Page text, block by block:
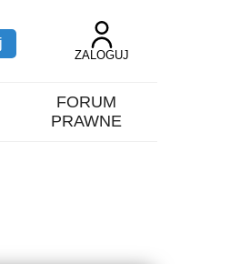
ZALOGUJ
FORUM
PRAWNE